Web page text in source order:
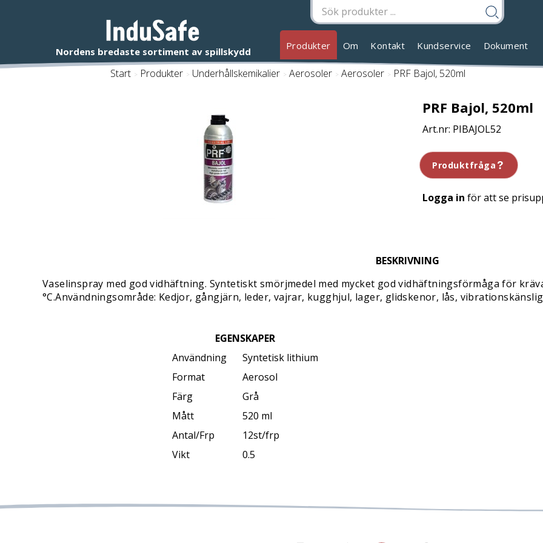
Produkter Om Kontakt Kundservice Dokument
Start / Produkter / Underhållskemikalier / Aerosoler / Aerosoler / PRF Bajol, 520ml
PRF Bajol, 520ml
PIBAJOL52
Produktfråga
Logga in för att se
BESKRIVNING
Vaselinspray med god vidhäftning. Syntetiskt smörjmedel med mycket god vidhäftningsförmåga för
°C.Användningsområde: Kedjor, gångjärn, leder, vajrar, kugghjul, lager, glidskenor, lås,
EGENSKAPER
Användning
Syntetisk lithium
Format
Aerosol
Färg
Grå
Mått
520 ml
Antal/Frp
12st/frp
Vikt
0.5